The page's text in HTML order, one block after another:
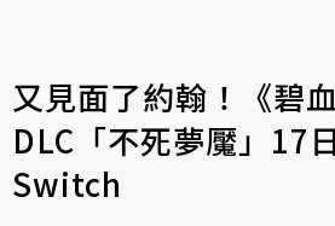
又見面了約翰！《碧
DLC「不死夢魘」17
Switch